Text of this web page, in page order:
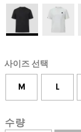
사이즈 선택
M L
수량